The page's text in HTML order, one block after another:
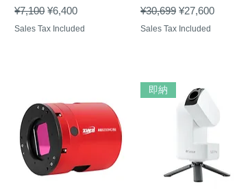
Regular Price
¥7,100 Sale Price
¥6,400
Sales Tax Included
Regular Price
¥30,699 Sale Price
¥27,600
Sales Tax Included
即納